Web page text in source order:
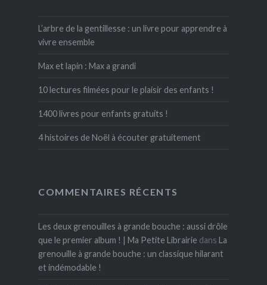
L’arbre de la gentillesse : un livre pour apprendre à
vivre ensemble
Max et lapin : Max a grandi
10 lectures filmées pour le plaisir des enfants !
1400 livres pour enfants gratuits !
4 histoires de Noël à écouter gratuitement
COMMENTAIRES RÉCENTS
Les deux grenouilles à grande bouche : aussi drôle
que le premier album ! | Ma Petite Librairie dans La
grenouille à grande bouche : un classique hilarant
et indémodable !